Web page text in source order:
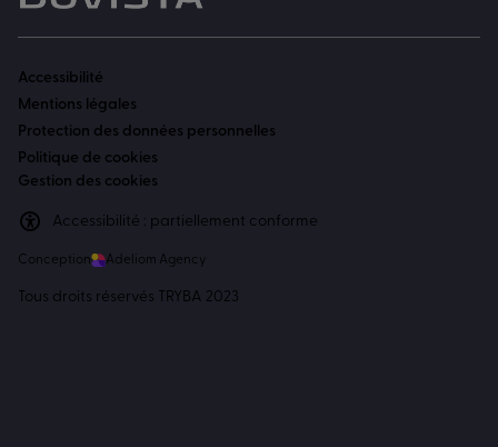
Accessibilité
Mentions légales
Protection des données personnelles
Politique de cookies
Gestion des cookies
Accessibilité : partiellement conforme
Conception Adeliom Agency
Tous droits réservés TRYBA 2023